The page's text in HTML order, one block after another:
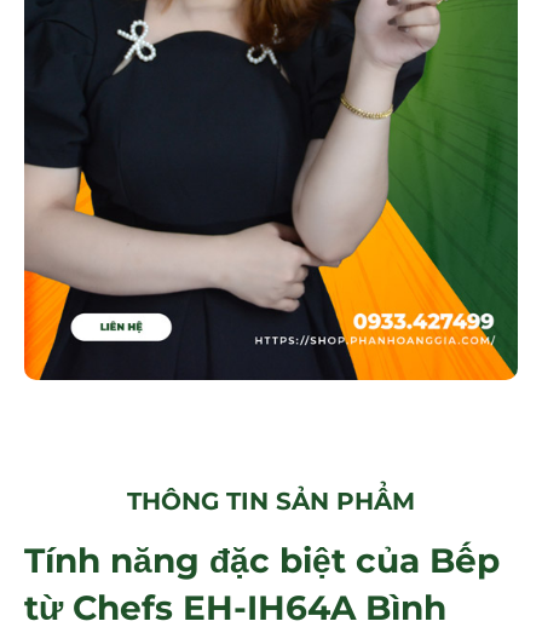
THÔNG TIN SẢN PHẨM
Tính năng đặc biệt của Bếp
từ Chefs EH-IH64A Bình